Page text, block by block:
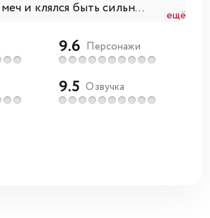
и клялся быть сильн...
ещё
9.6 Персонажи
9.5 Озвучка